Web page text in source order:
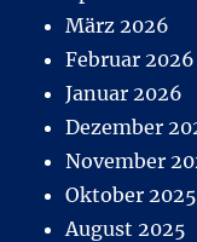
März 2026
Februar 2026
Januar 2026
Dezember
November
Oktober 2025
August 2025